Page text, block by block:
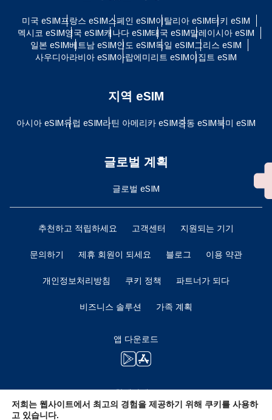
미국 eSIM프랑스 eSIM스페인 eSIM이탈리아 eSIM터키 eSIM
멕시코 eSIM영국 eSIM캐나다 eSIM태국 eSIM말레이시아 eSIM
일본 eSIM베트남 eSIM인도 eSIM독일 eSIM그리스 eSIM
사우디아라비아 eSIM아랍에미리트 eSIM이집트 eSIM
지역 eSIM
아시아 eSIM유럽 ​​eSIM라틴 아메리카 eSIM중동 eSIM북미 eSIM
글로벌 계획
글로벌 eSIM
추천하고 적립하세요 고객센터 지원되는 기기
문의하기 제휴 회원이 되세요 블로그 이용 약관
개인정보처리방침 쿠키 정책 파트너가 되다
비즈니스 솔루션 가족 계획
앱 다운로드
함께하세요
저희는 웹사이트에서 최고의 경험을 제공하기 위해 쿠키를 사용하
고 있습니다.